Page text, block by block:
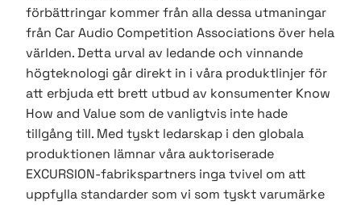
förbättringar kommer från alla dessa utmaningar
från Car Audio Competition Associations över hela
världen. Detta urval av ledande och vinnande
högteknologi går direkt in i våra produktlinjer för
att erbjuda ett brett utbud av konsumenter Know
How and Value som de vanligtvis inte hade
tillgång till. Med tyskt ledarskap i den globala
produktionen lämnar våra auktoriserade
EXCURSION-fabrikspartners inga tvivel om att
uppfylla standarder som vi som tyskt varumärke